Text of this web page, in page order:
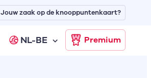
NL-BE Premium
Jouw zaak op de knooppuntenkaart?